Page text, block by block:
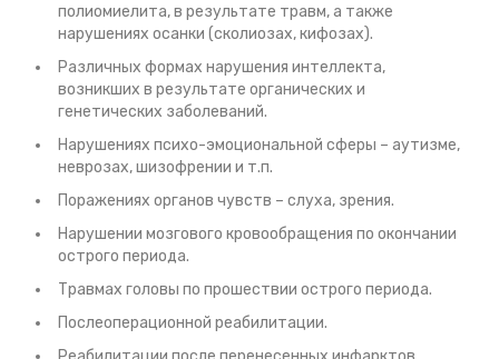
полиомиелита, в результате травм, а также
нарушениях осанки (сколиозах, кифозах).
Различных формах нарушения интеллекта,
возникших в результате органических и
генетических заболеваний.
Нарушениях психо-эмоциональной сферы – аутизме,
неврозах, шизофрении и т.п.
Поражениях органов чувств – слуха, зрения.
Нарушении мозгового кровообращения по окончании
острого периода.
Травмах головы по прошествии острого периода.
Послеоперационной реабилитации.